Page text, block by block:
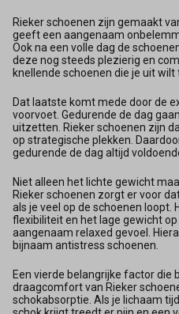
Rieker schoenen zijn gemaakt
geeft een aangenaam
Ook na een volle dag de
deze nog steeds plezierig en
knellende schoenen die je uit wilt
Dat laatste komt mede door de
voorvoet. Gedurende de dag
uitzetten. Rieker schoenen zijn
op strategische plekken.
gedurende de dag altijd
Niet alleen het lichte gewicht
Rieker schoenen zorgt er voor
als je veel op de schoenen loopt.
flexibiliteit en het lage gewicht
aangenaam relaxed gevoel.
bijnaam antistress schoenen.
Een vierde belangrijke factor die
draagcomfort van Rieker
schokabsorptie. Als je lichaam